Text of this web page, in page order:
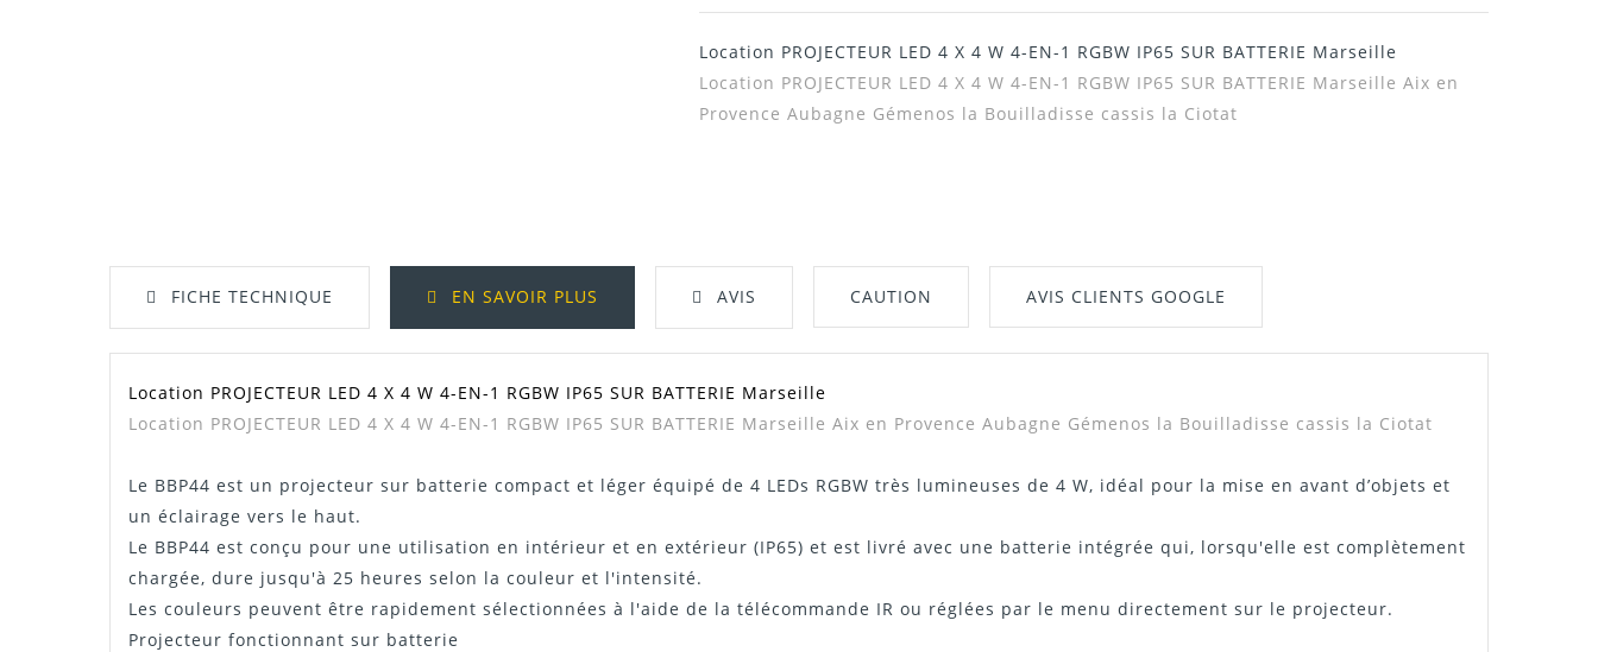
Location PROJECTEUR LED 4 X 4 W 4-EN-1 RGBW IP65 SUR BATTERIE Marseille
Location PROJECTEUR LED 4 X 4 W 4-EN-1 RGBW IP65 SUR BATTERIE Marseille Aix en
Provence Aubagne Gémenos la Bouilladisse cassis la Ciotat
FICHE TECHNIQUE EN SAVOIR PLUS AVIS CAUTION AVIS CLIENTS GOOGLE
Manuel / Notice Télécharger Dans L'onglet "Téléchargement"
Location PROJECTEUR LED 4 X 4 W 4-EN-1 RGBW IP65 SUR BATTERIE Marseille
Location PROJECTEUR LED 4 X 4 W 4-EN-1 RGBW IP65 SUR BATTERIE Marseille Aix en Provence Aubagne Gémenos la Bouilladisse cassis la Ciotat
Le BBP44 est un projecteur sur batterie compact et léger équipé de 4 LEDs RGBW très lumineuses de 4 W, idéal pour la mise en avant d’objets et
un éclairage vers le haut.
Le BBP44 est conçu pour une utilisation en intérieur et en extérieur (IP65) et est livré avec une batterie intégrée qui, lorsqu'elle est complètement
chargée, dure jusqu'à 25 heures selon la couleur et l'intensité.
Les couleurs peuvent être rapidement sélectionnées à l'aide de la télécommande IR ou réglées par le menu directement sur le projecteur.
Projecteur fonctionnant sur batterie